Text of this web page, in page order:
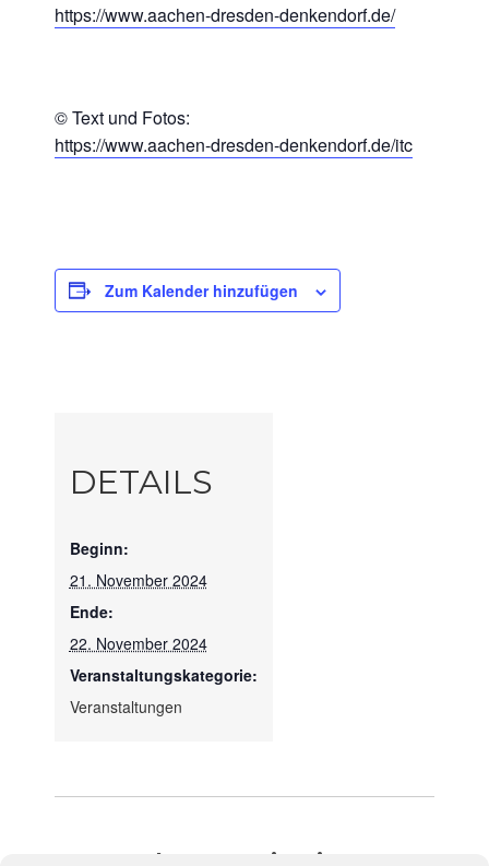
https://www.aachen-dresden-denkendorf.de/
© Text und Fotos:
https://www.aachen-dresden-denkendorf.de/itc
Zum Kalender hinzufügen
DETAILS
Beginn:
21. November 2024
Ende:
22. November 2024
Veranstaltungskategorie:
Veranstaltungen